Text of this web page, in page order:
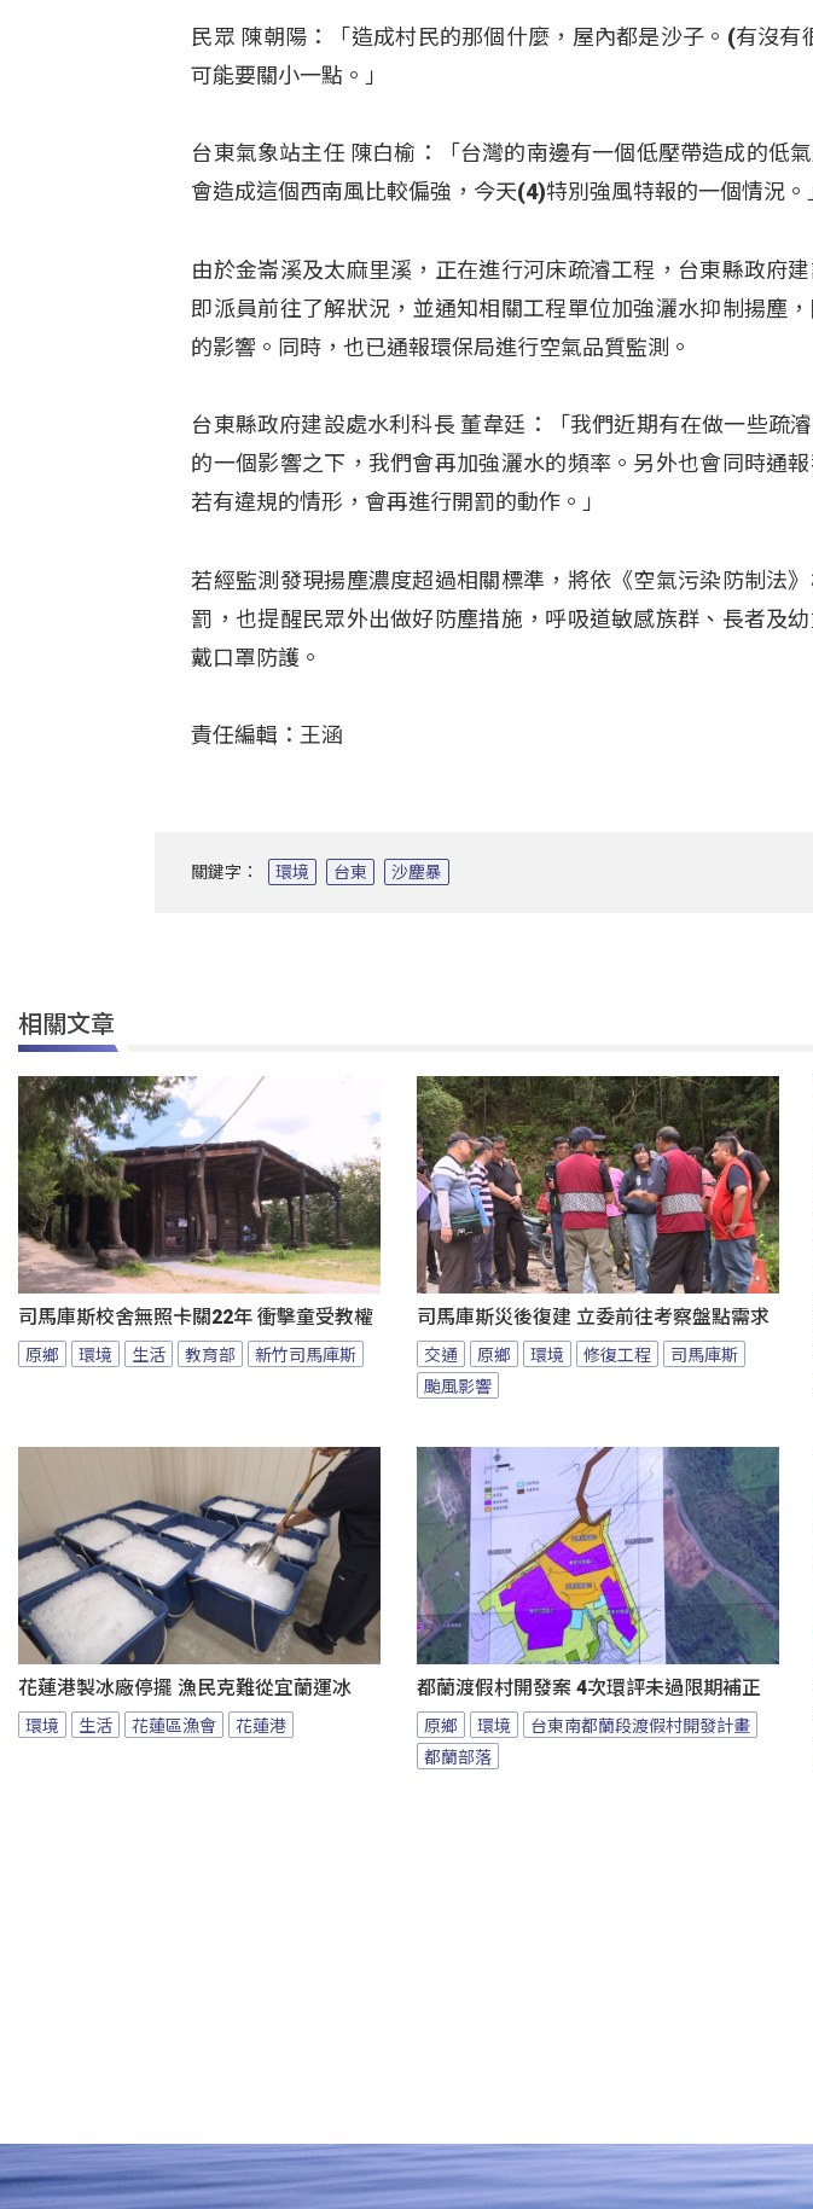
民眾 陳朝陽：「造成村民的那個什麼，屋內都是沙子。(有沒
可能要關小一點。」
台東氣象站主任 陳白榆：「台灣的南邊有一個低壓帶造成的低
會造成這個西南風比較偏強，今天(4)特別強風特報的一個情況。
由於金崙溪及太麻里溪，正在進行河床疏濬工程，台東縣政府
即派員前往了解狀況，並通知相關工程單位加強灑水抑制揚塵
的影響 。同時，也已通報環保局進行空氣品質監測 。
台東縣政府建設處水利科長 董韋廷：「我們近期有在做一些疏
的一個影響之下，我們會再加強灑水的頻率。另外也會同時通
若有違規的情形，會再進行開罰的動作。」
若經監測發現揚塵濃度超過相關標準，將依《空氣污染防制法
罰，也提醒民眾外出做好防塵措施，呼吸道敏感族群、長者及
戴口罩防護 。
責任編輯：王涵
關鍵字： 環境 台東 沙塵暴
相關文章
司馬庫斯校舍無照卡關22年 衝擊童受教權
原鄉 環境 生活 教育部 新竹司馬庫斯
司馬庫斯災後復建 立委前往考察盤點需求
交通 原鄉 環境 修復工程
司馬庫斯
颱風影響
花蓮港製冰廠停擺 漁民克難從宜蘭運冰
環境 生活 花蓮區漁會 花蓮港
都蘭渡假村開發案 4次環評未過限期補正
原鄉 環境
台東南都蘭段渡假村開發計畫
都蘭部落